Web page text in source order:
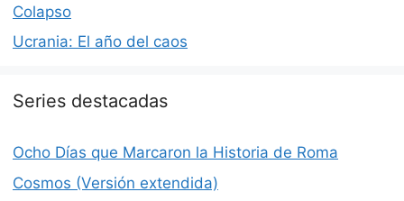
Colapso
Ucrania: El año del caos
Series destacadas
Ocho Días que Marcaron la Historia de Roma
Cosmos (Versión extendida)